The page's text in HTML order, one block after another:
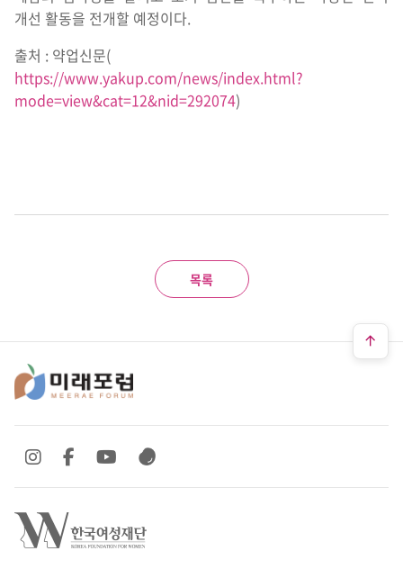
개선 활동을 전개할 예정이다.
출처 : 약업신문(
https://www.yakup.com/news/index.html?
mode=view&cat=12&nid=292074)
목록
SNS 바로가기
SNS 바로가기SNS 바로가기
SNS 바로가기